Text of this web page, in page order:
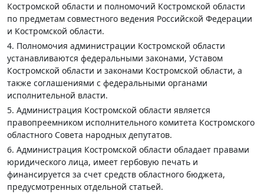
Костромской области и полномочий Костромской области
по предметам совместного ведения Российской Федерации
и Костромской области.
4. Полномочия администрации Костромской области
устанавливаются федеральными законами, Уставом
Костромской области и законами Костромской области, а
также соглашениями с федеральными органами
исполнительной власти.
5. Администрация Костромской области является
правопреемником исполнительного комитета Костромского
областного Совета народных депутатов.
6. Администрация Костромской области обладает правами
юридического лица, имеет гербовую печать и
финансируется за счет средств областного бюджета,
предусмотренных отдельной статьей.